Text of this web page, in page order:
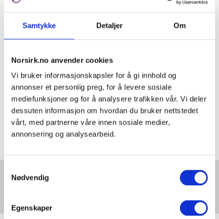
Samtykke Detaljer Om
Norsirk.no anvender cookies
Vi bruker informasjonskapsler for å gi innhold og
annonser et personlig preg, for å levere sosiale
mediefunksjoner og for å analysere trafikken vår. Vi deler
dessuten informasjon om hvordan du bruker nettstedet
vårt, med partnerne våre innen sosiale medier,
annonsering og analysearbeid.
Nødvendig
Egenskaper
Sikker-bokser tømmes på Vollebekk.
viser at mennesker som av
forskjellige årsaker har vært ute av
arbeidslivet har verdi. Også i det
materialistiske perspektivet tar man
ut nye verdier av produkter som
noen ikke vil bruke lenger. Hos
OsloKollega og Sirkular Gjenbruk får
Vekker begeistring
Dette er den største gruppa som så